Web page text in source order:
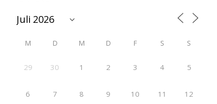
M D M D F S S
29 30 1 2 3 4 5
6 7 8 9 10 11 12